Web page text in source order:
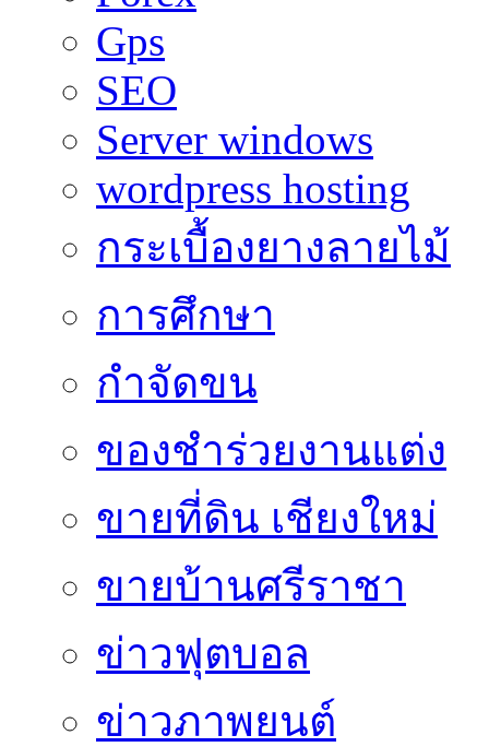
Gps
SEO
Server windows
wordpress hosting
กระเบื้องยางลายไม้
การศึกษา
กำจัดขน
ของชำร่วยงานแต่ง
ขายที่ดิน เชียงใหม่
ขายบ้านศรีราชา
ข่าวฟุตบอล
ข่าวภาพยนต์